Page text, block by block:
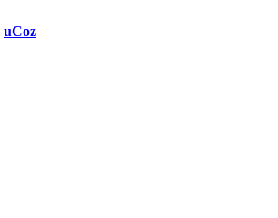
uCoz